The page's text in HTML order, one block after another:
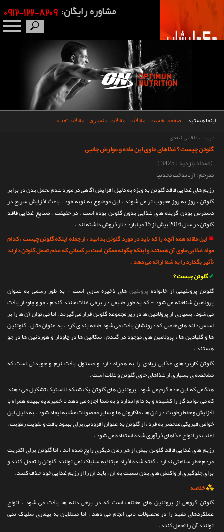
محصولات
مقالات
تماس با ما
اینجا هستید : صفحه نخست : مقالات : مقالات بدنسازی : مقالات تغذیه
(پرینت )
(قبلی )بعدی
گلوتن چیست ؟ غذاهای حاوی این ماده و عوارض جانبی
( تعداد بازدید : 3425 )
مترجم : آریاندخت مجدنیا
رژیم های غذایی فاقد گلوتن به ویژه به دلیل افزایش آگاهی در مورد عدم تحمل بدن در برابر
گلوتن ، روز به روز محبوب تر می شوند . این موضوع به نوبه خود ، باعث افزایش سریع در
دسترس بودن گزینه های غذایی بدون گلوتن بوده است . در حقیقت ، صنایع غذایی فاقد
گلوتن در سال 2016 بیش از 15 میلیارد دلار فروش داشته اند .
✵این مقاله همه آنچه را که باید در مورد گلوتن بدانید ، از جمله اینکه گلوتن چیست ، کدام
مواد غذایی حاوی آن هستند و اینکه چگونه ممکن است برکسانی که عدم تحمل گلوتن دارند
تأثیر بگذارد را به شما ارائه می دهد .
✔گلوتن چیست ؟
گلوتن پروتئینی از خانواده پروتئینهای ذخیره سازی است - به طور رسمی به عنوان
پرولامین شناخته می شود - که به طور طبیعی در برخی غلات مانند گندم ، جو و چاودار یافت
می شود . بسیاری از پرولامین ها در زیر مجموعه گلوتن قرار می گیرند ، اما می توان آن ها را بر
اساس دانه های خاصی که درونشان یافت می شود طبقه بندی کرد . به عنوان مثال ، گلوتنین
ها و گلیادین ها ، پرولامین های موجود در گندم ، سكالین ها در چاودار و هوردئین ها در جو
هستند .
گلوتن کاربردهای غذایی زیادی را به همراه دارد و مسئول بافت نرم و جویدنی است که
مشخصه ی بسیاری از غذاهای حاوی گلوتن و غلات است .
هنگامی که این ماده گرم می شود ، پروتئین های گلوتن یک شبکه الاستیک تشکیل می دهند
که می تواند گاز را کشیده و به دام اندازد و به شما اجازه می دهد تا خمیرمایه بهینه همراه با
افزایش و حفظ رطوبت در نان ها ، ماکارونی ها و سایر محصولات مشابه ایجاد شود . به دلیل این
خواص فیزیکی منحصر به فرد ، از گلوتن به عنوان افزودنی برای بهبود بافت و تقویت رطوبت ،
اغلب در انواع غذاهای فرآوری شده استفاده می شود .
رژیم های غذایی فاقد گلوتن بیش از هر زمان دیگری رایج شده اند ، اما گلوتن برای اکثریت
مردم خطر سلامتی ندارد . گفته شده افراد مبتلا به سلیاک نمی توانند گلوتن را تحمل کنند و
برای جلوگیری از واکنش های بدن نسبت به آن ، باید آن را از رژیم غذایی خود حذف کنند .
⁂خلاصه
گلوتن گروهی از پروتئین های مختلف است که در برخی دانه ها یافت می شود . انواع
عملکردهای مفید را در محصولات نانی انجام می دهد ، اما مبتلایان به بیماری سلیاک نمی
توانند آن را تحمل کنند .